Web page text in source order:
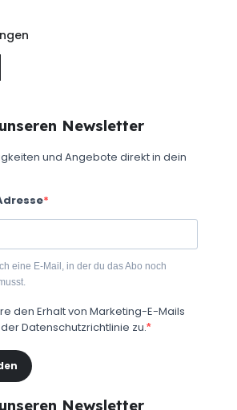
Newsletter
und Angebote direkt in dein
eine E-Mail, in der du das Abo noch
den Erhalt von Marketing-E-Mails
Datenschutzrichtlinie zu.
Newsletter